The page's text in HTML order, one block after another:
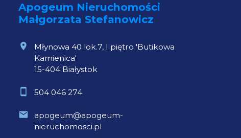
Apogeum Nieruchomości
Małgorzata Stefanowicz
Młynowa 40 lok.7, I piętro 'Butikowa
Kamienica'
15-404 Białystok
504 046 274
apogeum@apogeum-
nieruchomosci.pl